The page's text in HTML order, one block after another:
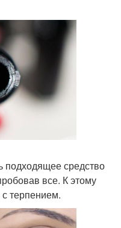
средство
все. К этому
терпением.